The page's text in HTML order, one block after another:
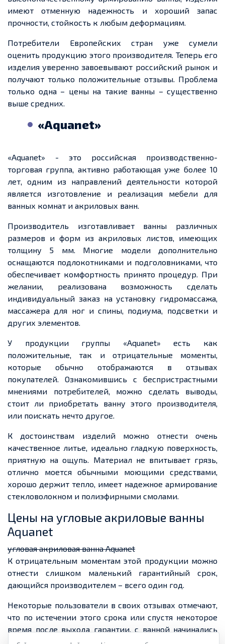
имеют отменную надежность и хороший запас
прочности, стойкость к любым деформациям.
Потребители Европейских стран уже сумели
оценить продукцию этого производителя. Теперь его
изделия уверенно завоевывают российский рынок и
получают только положительные отзывы. Проблема
только одна – цены на такие ванны – существенно
выше средних.
«Aquanet»
«Aquanet» - это российская производственно-
торговая группа, активно работающая уже более 10
лет, одним из направлений деятельности которой
является изготовление и реализация мебели для
ванных комнат и акриловых ванн.
Производитель изготавливает ванны различных
размеров и форм из акриловых листов, имеющих
толщину 5 мм. Многие модели дополнительно
оснащаются подлокотниками и подголовниками, что
обеспечивает комфортность принято процедур. При
желании, реализована возможность сделать
индивидуальный заказ на установку гидромассажа,
массажера для ног и спины, подиума, подсветки и
других элементов.
У продукции группы «Aquanet» есть как
положительные, так и отрицательные моменты,
которые обычно отображаются в отзывах
покупателей. Ознакомившись с беспристрастными
мнениями потребителей, можно сделать выводы,
стоит ли приобретать ванну этого производителя,
или поискать нечто другое.
К достоинствам изделий можно отнести очень
качественное литье, идеально гладкую поверхность,
приятную на ощупь. Материал не впитывает грязь,
отлично моется обычными моющими средствами,
хорошо держит тепло, имеет надежное армирование
стекловолокном и полиэфирными смолами.
Цены на угловые акриловые ванны
Aquanet
угловая акриловая ванна Aquanet
К отрицательным моментам этой продукции можно
отнести слишком маленький гарантийный срок,
дающийся производителем – всего один год.
Некоторые пользователи в своих отзывах отмечают,
что по истечении этого срока или спустя некоторое
время после выхода гарантии, с ванной начинались
проблемы. На ее поверхности возникали изъяны в